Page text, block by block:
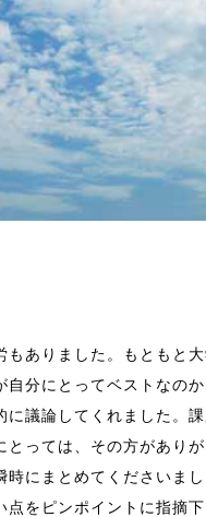
ありました。もともと
分にとってベストなの
議論してくれました。課
っては、その方があり
にまとめてくださいま
をピンポイントに指摘